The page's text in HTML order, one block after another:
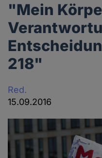
"Mein
218"
Red.
15.09.2016